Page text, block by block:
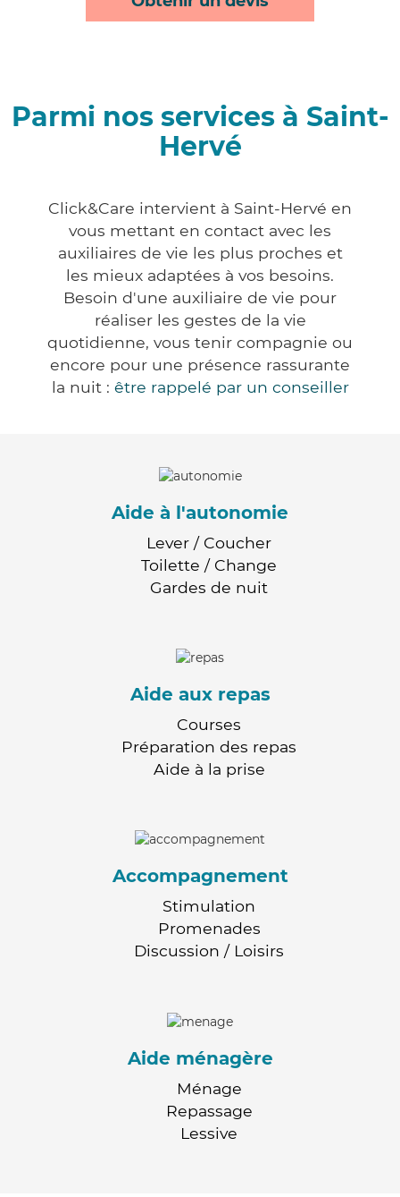
Parmi nos services à Saint-
Hervé
Click&Care intervient à Saint-Hervé en
vous mettant en contact avec les
auxiliaires de vie les plus proches et
les mieux adaptées à vos besoins.
Besoin d'une auxiliaire de vie pour
réaliser les gestes de la vie
quotidienne, vous tenir compagnie ou
encore pour une présence rassurante
la nuit : être rappelé par un conseiller
Aide à l'autonomie
Lever / Coucher
Toilette / Change
Gardes de nuit
Aide aux repas
Courses
Préparation des repas
Aide à la prise
Accompagnement
Stimulation
Promenades
Discussion / Loisirs
Aide ménagère
Ménage
Repassage
Lessive